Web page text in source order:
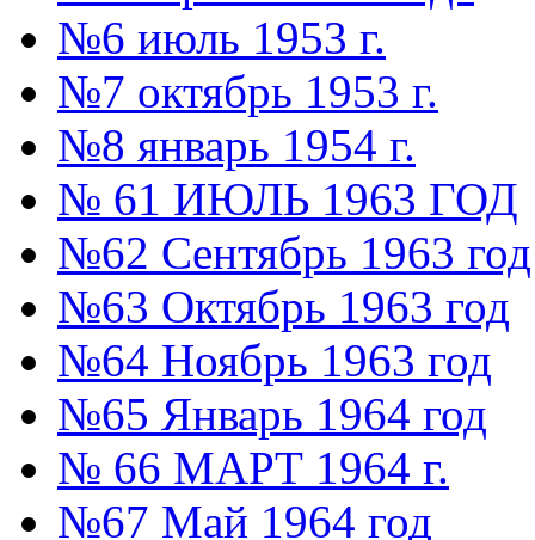
№6 июль 1953 г.
№7 октябрь 1953 г.
№8 январь 1954 г.
№ 61 ИЮЛЬ 1963 ГОД
№62 Сентябрь 1963 год
№63 Октябрь 1963 год
№64 Ноябрь 1963 год
№65 Январь 1964 год
№ 66 МАРТ 1964 г.
№67 Май 1964 год